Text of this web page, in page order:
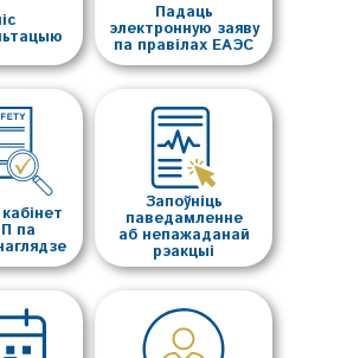
Падаць
электронную заяву
па правілах ЕАЭС
па
Запоўніць
паведамленне
аб непажаданай
рэакцыі